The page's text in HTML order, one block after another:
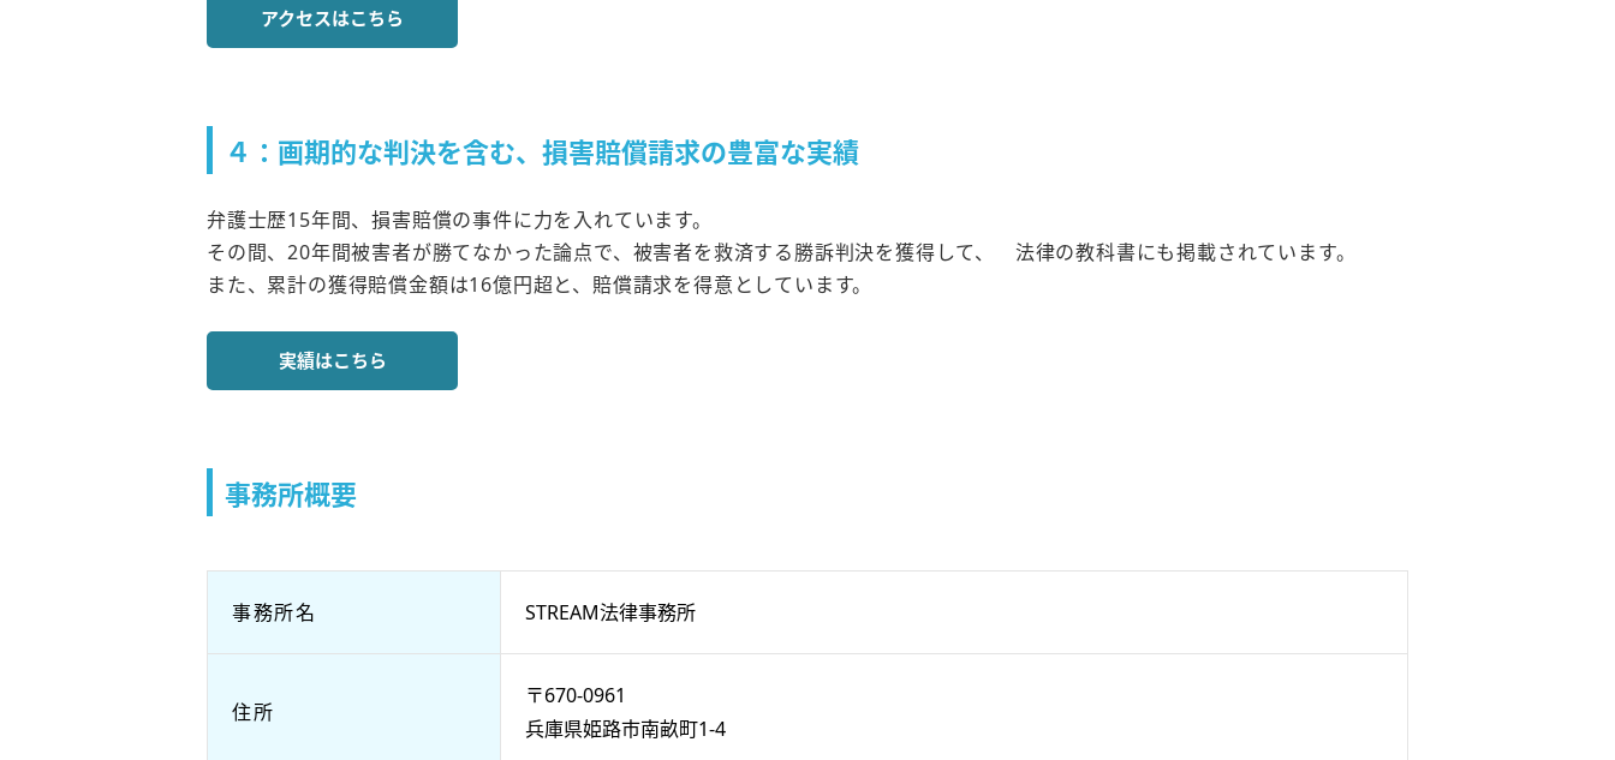
アクセスはこちら
４：画期的な判決を含む、損害賠償請求の豊富な実績
弁護士歴15年間、損害賠償の事件に力を入れています。
その間、20年間被害者が勝てなかった論点で、被害者を救済する勝訴判決を獲得して、 法律の教科書にも掲載されています。
また、累計の獲得賠償金額は16億円超と、賠償請求を得意としています。
実績はこちら
事務所概要
事務所名 STREAM法律事務所
住所
〒670-0961
兵庫県姫路市南畝町1-4